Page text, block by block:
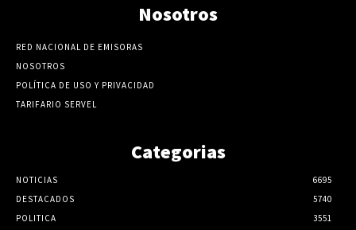
Nosotros
RED NACIONAL DE EMISORAS
NOSOTROS
POLÍTICA DE USO Y PRIVACIDAD
TARIFARIO SERVEL
Categorias
NOTICIAS
6695
DESTACADOS
5740
POLITICA
3551